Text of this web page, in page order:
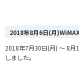
2018年8月6日(月
2018年7月30日(月) ～ 8月
しました。